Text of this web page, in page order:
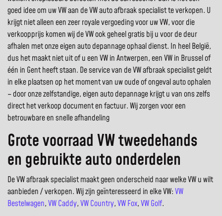
goed idee om uw VW aan de VW auto afbraak specialist te verkopen. U
krijgt niet alleen een zeer royale vergoeding voor uw VW, voor die
verkoopprijs komen wij de VW ook geheel gratis bij u voor de deur
afhalen met onze eigen auto depannage ophaal dienst. In heel België,
dus het maakt niet uit of u een VW in Antwerpen, een VW in Brussel of
één in Gent heeft staan. De service van de VW afbraak specialist geldt
in elke plaatsen op het moment van uw oude of ongeval auto ophalen
– door onze zelfstandige, eigen auto depannage krijgt u van ons zelfs
direct het verkoop document en factuur. Wij zorgen voor een
betrouwbare en snelle afhandeling
Grote voorraad VW tweedehands
en gebruikte auto onderdelen
De VW afbraak specialist maakt geen onderscheid naar welke VW u wilt
aanbieden / verkopen. Wij zijn geïnteresseerd in elke VW:VW
Bestelwagen,VW Caddy,VW Country,VW Fox,VW Golf.